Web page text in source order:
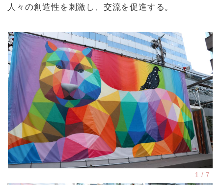
人々の創造性を刺激し、交流を促進する。